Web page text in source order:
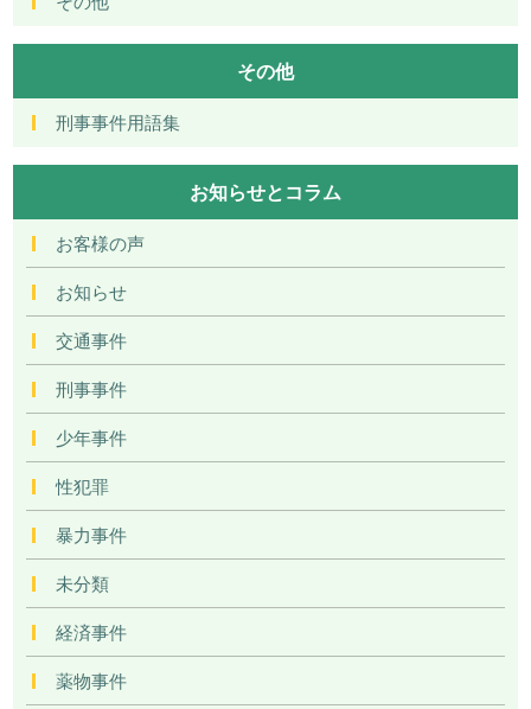
その他
刑事事件用語集
お知らせとコラム
お客様の声
お知らせ
交通事件
刑事事件
少年事件
性犯罪
暴力事件
未分類
経済事件
薬物事件